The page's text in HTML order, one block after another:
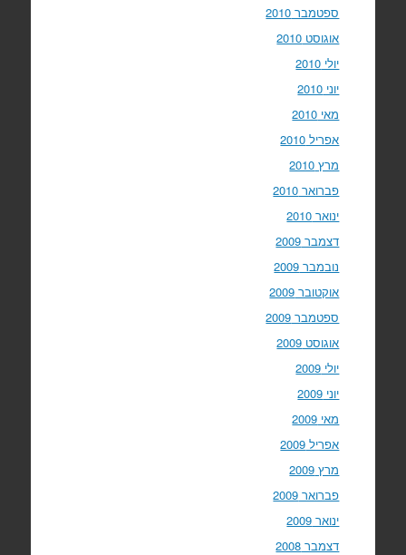
ספטמבר 2010
אוגוסט 2010
יולי 2010
יוני 2010
מאי 2010
אפריל 2010
מרץ 2010
פברואר 2010
ינואר 2010
דצמבר 2009
נובמבר 2009
אוקטובר 2009
ספטמבר 2009
אוגוסט 2009
יולי 2009
יוני 2009
מאי 2009
אפריל 2009
מרץ 2009
פברואר 2009
ינואר 2009
דצמבר 2008